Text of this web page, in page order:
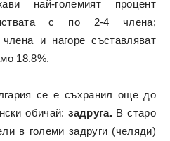
най-големият процент
с по 2-4 члена;
и нагоре съставляват
18.8%.
се е съхранил още до
обичай:задруга. В старо
в големи задруги (челяди)